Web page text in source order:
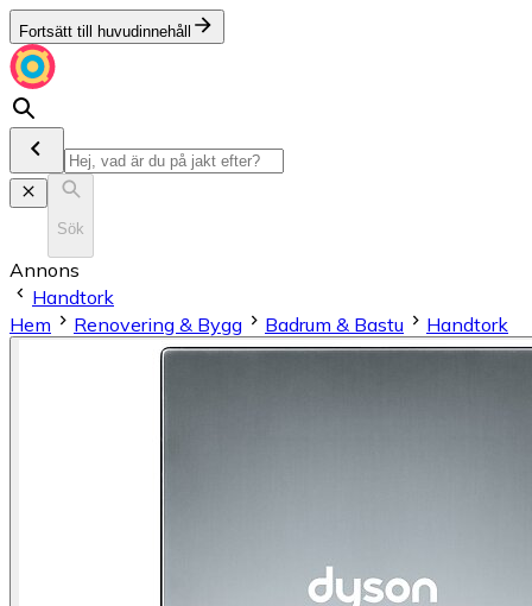
Fortsätt till huvudinnehåll
Sök
Annons
Handtork
Hem
Renovering & Bygg Badrum & Bastu Handtork